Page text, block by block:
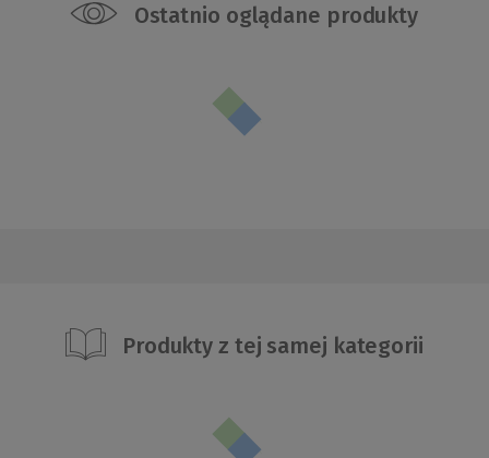
Ostatnio oglądane produkty
Produkty z tej samej kategorii